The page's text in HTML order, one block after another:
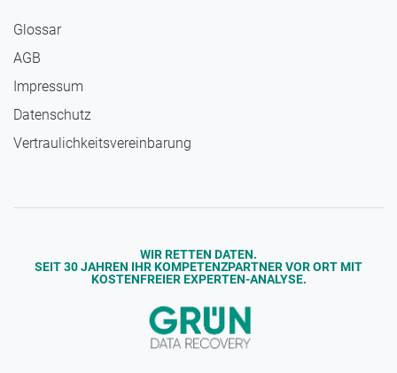
Glossar
AGB
Impressum
Daten­schutz
Vertraulichkeits­vereinbarung
WIR RETTEN DATEN.
SEIT 30 JAHREN IHR KOMPETENZPARTNER VOR ORT MIT
KOSTENFREIER EXPERTEN-ANALYSE.